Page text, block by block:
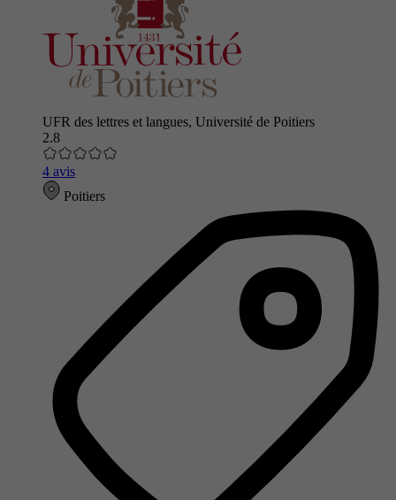
UFR des lettres et langues, Université de Poitiers
2.8
4 avis
Poitiers